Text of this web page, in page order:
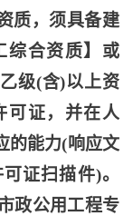
质，须具备建
综合资质】或
级(含)以上资
可证，并在人
的能力(响应文
证扫描件)。
政公用工程专